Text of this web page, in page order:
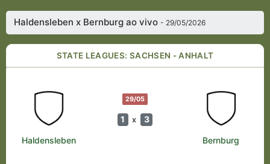
Haldensleben x Bernburg ao vivo- 29/05/2026
STATE LEAGUES: SACHSEN - ANHALT
29/05
1 x 3
Haldensleben Bernburg